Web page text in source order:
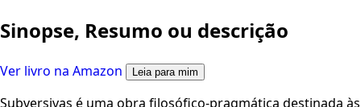
Sinopse, Resumo ou descrição
Ver livro na Amazon Leia para mim
Subversivas é uma obra filosófico-pragmática destinada às